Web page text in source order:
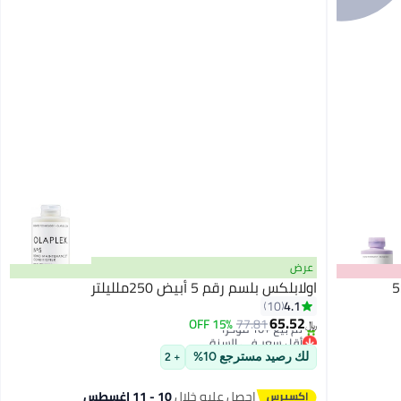
اولابلكس رقم 5P Blonde Enhancer Toning
عرض
اولابلكس بلسم رقم 5 أبيض 250ملليلتر
4.1
10
﷼‏65.52
77.81
15% OFF
أقل سعر في السنة
تم بيع +10 مؤخرًا
أقل سعر في السنة
لك رصيد مسترجع 10% + 2
احصل عليه خلال10 - 11 اغسطس